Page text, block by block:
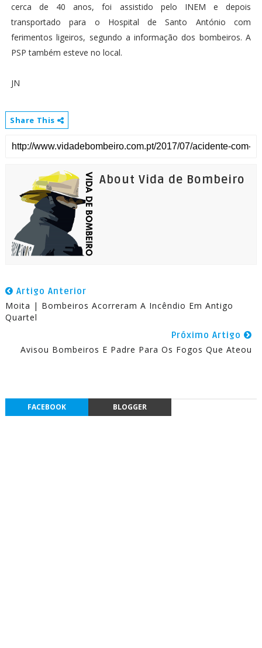
cerca de 40 anos, foi assistido pelo INEM e depois
transportado para o Hospital de Santo António com
ferimentos ligeiros, segundo a informação dos bombeiros. A
PSP também esteve no local.
JN
Share This
About Vida de Bombeiro
Artigo Anterior
Moita | Bombeiros Acorreram A Incêndio Em Antigo
Quartel
Próximo Artigo
Avisou Bombeiros E Padre Para Os Fogos Que Ateou
FACEBOOK BLOGGER